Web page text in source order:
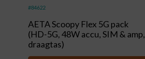
#84622
AETA Scoopy Flex 5G pack
(HD-5G, 48W accu, SIM & amp,
draagtas)